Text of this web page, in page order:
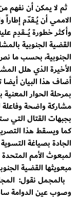
ثم لا يمكن أن نفهم
الاممي أن يُـــقدّم
وأكثر خطورة
القضية الجنوبية
الجنوبية، بحسب ما
الأخيرة الذي هلل
أضاف هذا البيان
بمرحلة الحوار
مشاركة واضحة وفاعلة
بجبهات القتال التي
كما ويسقط هذا
الجادة بصياغة
لمبعوث الأمم
مبعويثها القضية
بالمجمل نقول:
وصوب عين الدوامة